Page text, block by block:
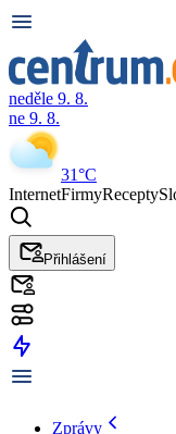
neděle 9. 8.
ne 9. 8.
31°C
InternetFirmyRecepty
Přihlášení
Zprávy